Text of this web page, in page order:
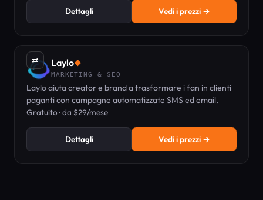
Dettagli Vedi i prezzi →
⇄ Laylo◆
MARKETING & SEO
Laylo aiuta creator e brand a trasformare i fan in clienti
paganti con campagne automatizzate SMS ed email.
Gratuito · da $29/mese
Dettagli Vedi i prezzi →